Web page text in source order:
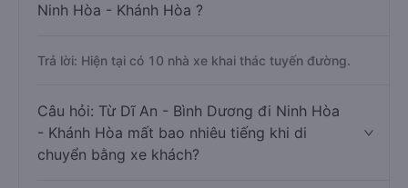
Ninh Hòa - Khánh Hòa ?
Trả lời: Hiện tại có 10 nhà xe khai thác tuyến đường.
Câu hỏi: Từ Dĩ An - Bình Dương đi Ninh Hòa
- Khánh Hòa mất bao nhiêu tiếng khi di
chuyển bằng xe khách?